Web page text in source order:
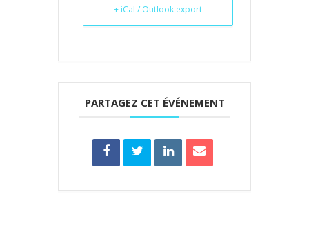
+ iCal / Outlook export
PARTAGEZ CET ÉVÉNEMENT